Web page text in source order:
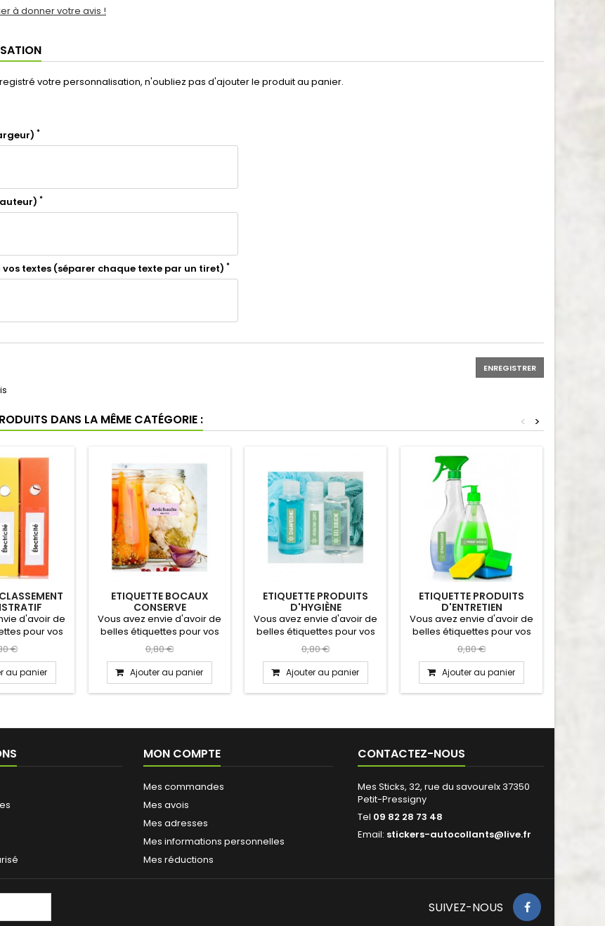
à donner votre avis !
votre personnalisation, n'oubliez pas d'ajouter le produit au panier.
*
*
vos textes (séparer chaque texte par un tiret) *
ENREGISTRER
DANS LA MÊME CATÉGORIE : >
<
d'avoir de
pour vos
êtes...
€
au panier
ETIQUETTE BOCAUX
CONSERVE
Vous avez envie d'avoir de
belles étiquettes pour vos
conserves? Vous êtes...
0,80 €
Ajouter au panier
ETIQUETTE PRODUITS
D'HYGIÈNE
Vous avez envie d'avoir de
belles étiquettes pour vos
produits d'hygiène ?...
0,80 €
Ajouter au panier
ETIQUETTE PRODUITS
D'ENTRETIEN
Vous avez envie d'avoir de
belles étiquettes pour vos
produits d'entretien?...
0,80 €
Ajouter au panier
MON COMPTE
Mes commandes
Mes avois
Mes adresses
Mes informations personnelles
Mes réductions
CONTACTEZ-NOUS
Mes Sticks, 32, rue du savourelx 37350
Petit-Pressigny
Tel 09 82 28 73 48
Email: stickers-autocollants@live.fr
SUIVEZ-NOUS